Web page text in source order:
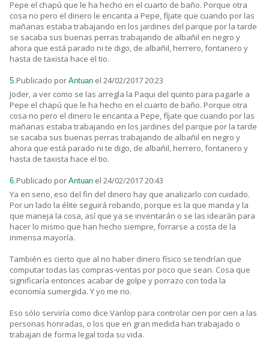
Pepe el chapú que le ha hecho en el cuarto de baño. Porque otra
cosa no pero el dinero le encanta a Pepe, fíjate que cuando por las
mañanas estaba trabajando en los jardines del parque por la tarde
se sacaba sus buenas perras trabajando de albañil en negro y
ahora que está parado ni te digo, de albañil, herrero, fontanero y
hasta de taxista hace el tio.
5.Publicado por Antuan el 24/02/2017 20:23
Joder, a ver como se las arregla la Paqui del quinto para pagarle a
Pepe el chapú que le ha hecho en el cuarto de baño. Porque otra
cosa no pero el dinero le encanta a Pepe, fíjate que cuando por las
mañanas estaba trabajando en los jardines del parque por la tarde
se sacaba sus buenas perras trabajando de albañil en negro y
ahora que está parado ni te digo, de albañil, herrero, fontanero y
hasta de taxista hace el tio.
6.Publicado por Antuan el 24/02/2017 20:43
Ya en serio, eso del fin del dinero hay que analizarlo con cuidado.
Por un lado la élite seguirá robando, porque es la que manda y la
que maneja la cosa, así que ya se inventarán o se las idearán para
hacer lo mismo que han hecho siempre, forrarse a costa de la
inmensa mayoría.
También es cierto que al no haber dinero físico se tendrían que
computar todas las compras-ventas por poco que sean. Cosa que
significaría entonces acabar de golpe y porrazo con toda la
economía sumergida. Y yo me rio.
Eso sólo serviría como dice Vanlop para controlar cien por cien a las
personas honradas, o los que en gran medida han trabajado o
trabajan de forma legal toda su vida.